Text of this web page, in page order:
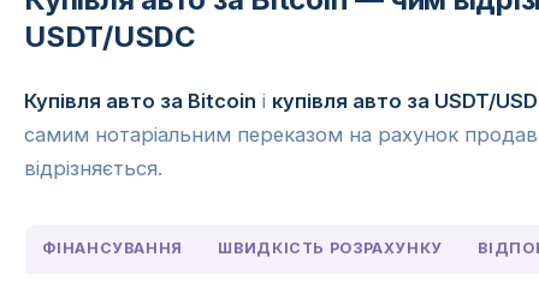
USDT/USDC
Купівля авто за Bitcoin і купівля авто за USDT/
самим нотаріальним переказом на рахунок
відрізняється.
ФІНАНСУВАННЯ ШВИДКІСТЬ РОЗРАХУНКУ